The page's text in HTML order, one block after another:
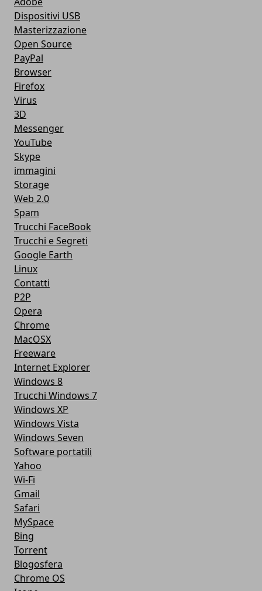
Dispositivi USB
Masterizzazione
Open Source
PayPal
Browser
Firefox
Virus
3D
Messenger
YouTube
Skype
immagini
Storage
Web 2.0
Spam
Trucchi FaceBook
Trucchi e Segreti
Google Earth
Linux
Contatti
P2P
Opera
Chrome
MacOSX
Freeware
Internet Explorer
Windows 8
Trucchi Windows 7
Windows XP
Windows Vista
Windows Seven
Software portatili
Yahoo
Wi-Fi
Gmail
Safari
MySpace
Bing
Torrent
Blogosfera
Chrome OS